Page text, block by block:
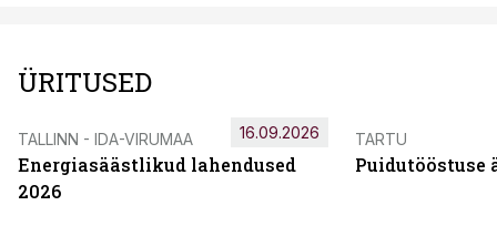
ÜRITUSED
TALLINN - IDA-VIRUMAA
Energiasäästlikud lahendused
2026
16.09.2026 TARTU
Puidutööstuse